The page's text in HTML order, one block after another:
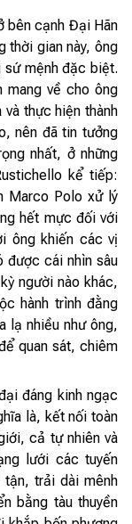
bên cạnh Đại Hãn
thời gian này, ông
sứ mệnh đặc biệt.
mang về cho ông
thực hiện thành
nên đã tin tưởng
nhất, ở những
kể tiếp:
Marco Polo xử lý
hết mực đối với
ông khiến các vị
được cái nhìn sâu
người nào khác,
hành trình đằng
lạ nhiều như ông,
quan sát, chiêm
đáng kinh ngạc
là, kết nối toàn
cả tự nhiên và
lưới các tuyến
tận, trải dài mênh
bằng tàu thuyền